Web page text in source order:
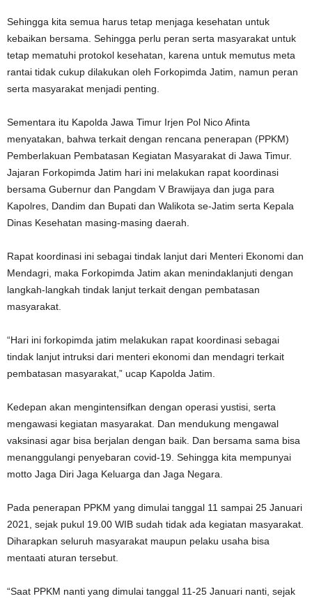
Sehingga kita semua harus tetap menjaga kesehatan untuk
kebaikan bersama. Sehingga perlu peran serta masyarakat untuk
tetap mematuhi protokol kesehatan, karena untuk memutus meta
rantai tidak cukup dilakukan oleh Forkopimda Jatim, namun peran
serta masyarakat menjadi penting.
Sementara itu Kapolda Jawa Timur Irjen Pol Nico Afinta
menyatakan, bahwa terkait dengan rencana penerapan (PPKM)
Pemberlakuan Pembatasan Kegiatan Masyarakat di Jawa Timur.
Jajaran Forkopimda Jatim hari ini melakukan rapat koordinasi
bersama Gubernur dan Pangdam V Brawijaya dan juga para
Kapolres, Dandim dan Bupati dan Walikota se-Jatim serta Kepala
Dinas Kesehatan masing-masing daerah.
Rapat koordinasi ini sebagai tindak lanjut dari Menteri Ekonomi dan
Mendagri, maka Forkopimda Jatim akan menindaklanjuti dengan
langkah-langkah tindak lanjut terkait dengan pembatasan
masyarakat.
“Hari ini forkopimda jatim melakukan rapat koordinasi sebagai
tindak lanjut intruksi dari menteri ekonomi dan mendagri terkait
pembatasan masyarakat,” ucap Kapolda Jatim.
Kedepan akan mengintensifkan dengan operasi yustisi, serta
mengawasi kegiatan masyarakat. Dan mendukung mengawal
vaksinasi agar bisa berjalan dengan baik. Dan bersama sama bisa
menanggulangi penyebaran covid-19. Sehingga kita mempunyai
motto Jaga Diri Jaga Keluarga dan Jaga Negara.
Pada penerapan PPKM yang dimulai tanggal 11 sampai 25 Januari
2021, sejak pukul 19.00 WIB sudah tidak ada kegiatan masyarakat.
Diharapkan seluruh masyarakat maupun pelaku usaha bisa
mentaati aturan tersebut.
“Saat PPKM nanti yang dimulai tanggal 11-25 Januari nanti, sejak